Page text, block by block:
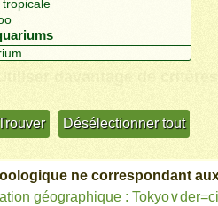
ne correspondant
géographique :